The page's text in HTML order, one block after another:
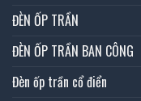
ĐÈN ỐP TRẦN
ĐÈN ỐP TRẦN BAN CÔNG
Đèn ốp trần cổ điển